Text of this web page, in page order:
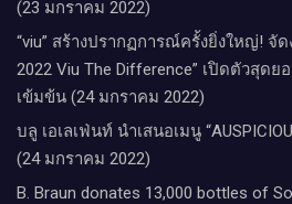
(23 มกราคม 2022)
“viu” สร้างปรากฏการณ์ครั้งยิ่งใหญ่! จัด
2022 Viu The Difference” เปิดตัวสุด
เข้มข้น (24 มกราคม 2022)
บลู เอเลเฟ่นท์ นำเสนอเมนู
(24 มกราคม 2022)
B. Braun donates 13,000 bottles of